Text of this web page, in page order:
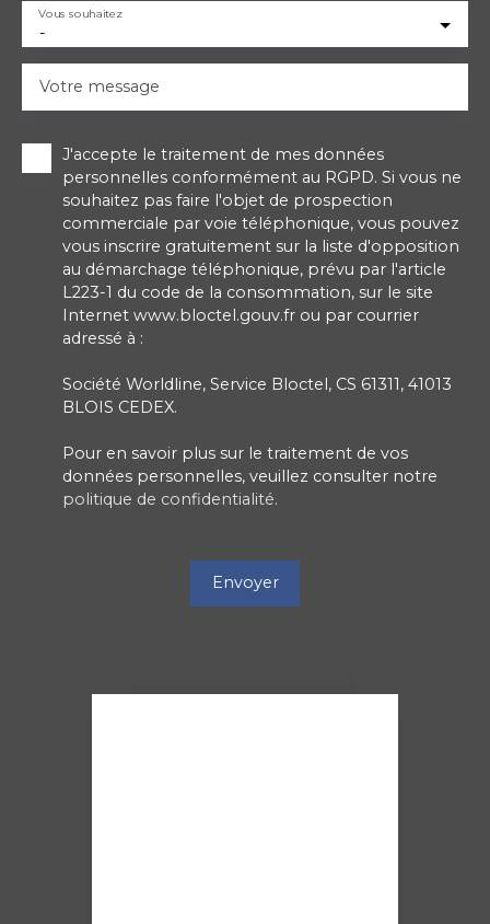
-
Vous souhaitez
Votre message
J'accepte le traitement de mes données
personnelles conformément au RGPD. Si vous ne
souhaitez pas faire l'objet de prospection
commerciale par voie téléphonique, vous pouvez
vous inscrire gratuitement sur la liste d'opposition
au démarchage téléphonique, prévu par l'article
L223-1 du code de la consommation, sur le site
Internet www.bloctel.gouv.fr ou par courrier
adressé à :
Société Worldline, Service Bloctel, CS 61311, 41013
BLOIS CEDEX.
Pour en savoir plus sur le traitement de vos
données personnelles, veuillez consulter notre
politique de confidentialité.
Envoyer